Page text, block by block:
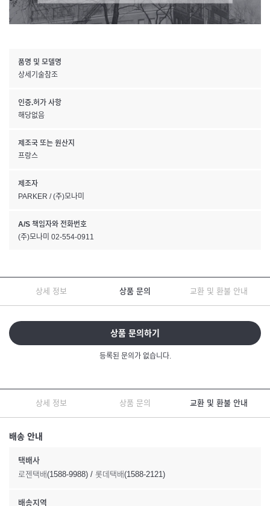
품명 및 모델명
상세기술참조
인증.허가 사항
해당없음
제조국 또는 원산지
프랑스
제조자
PARKER / (주)모나미
A/S 책임자와 전화번호
(주)모나미 02-554-0911
상세 정보 상품 문의 교환 및 환불 안내
상품 문의하기
등록된 문의가 없습니다.
상세 정보 상품 문의 교환 및 환불 안내
배송 안내
택배사
로젠택배(1588-9988) / 롯데택배(1588-2121)
배송지역